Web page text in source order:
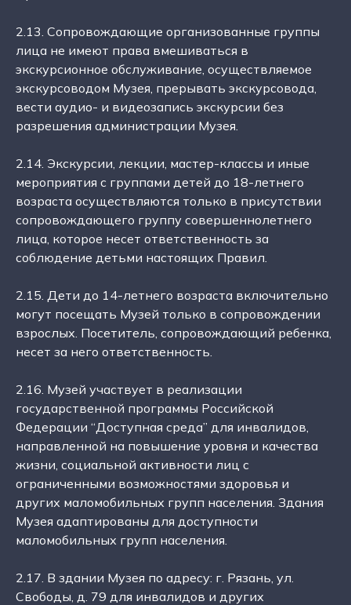
2.13. Сопровождающие организованные группы
лица не имеют права вмешиваться в
экскурсионное обслуживание, осуществляемое
экскурсоводом Музея, прерывать экскурсовода,
вести аудио- и видеозапись экскурсии без
разрешения администрации Музея.
2.14. Экскурсии, лекции, мастер-классы и иные
мероприятия с группами детей до 18-летнего
возраста осуществляются только в присутствии
сопровождающего группу совершеннолетнего
лица, которое несет ответственность за
соблюдение детьми настоящих Правил.
2.15. Дети до 14-летнего возраста включительно
могут посещать Музей только в сопровождении
взрослых. Посетитель, сопровождающий ребенка,
несет за него ответственность.
2.16. Музей участвует в реализации
государственной программы Российской
Федерации “Доступная среда” для инвалидов,
направленной на повышение уровня и качества
жизни, социальной активности лиц с
ограниченными возможностями здоровья и
других маломобильных групп населения. Здания
Музея адаптированы для доступности
маломобильных групп населения.
2.17. В здании Музея по адресу: г. Рязань, ул.
Свободы, д. 79 для инвалидов и других